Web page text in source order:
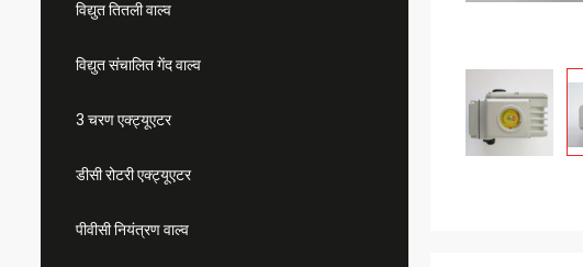
विद्युत तितली वाल्व
विद्युत संचालित गेंद वाल्व
3 चरण एक्ट्यूएटर
डीसी रोटरी एक्ट्यूएटर
पीवीसी नियंत्रण वाल्व